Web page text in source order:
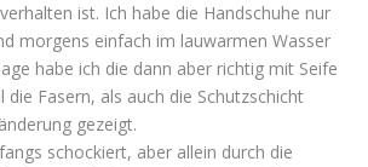
ist. Ich habe die Handschuhe nur
morgens einfach im lauwarmen Wasser
habe ich die dann aber richtig mit Seife
die Fasern, als auch die Schutzschicht
gezeigt.
schockiert, aber allein durch die